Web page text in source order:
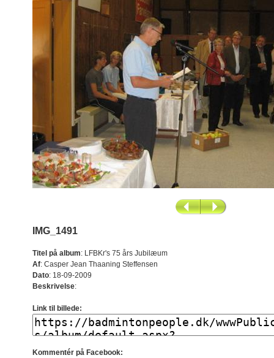
IMG_1491
Titel på album: LFBKr's 75 års Jubilæum
Af: Casper Jean Thaaning Steffensen
Dato: 18-09-2009
Beskrivelse:
Link til billede:
Kommentér på Facebook: